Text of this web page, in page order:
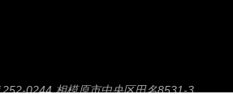
0244 相模原市中央区田名8531-3